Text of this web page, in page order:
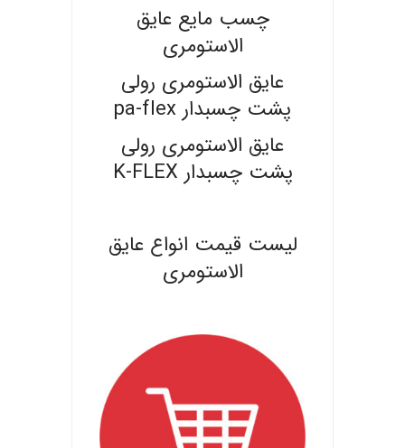
چسب مایع عایق
الاستومری
عایق الاستومری رولی
پشت چسبدار pa-flex
عایق الاستومری رولی
پشت چسبدار K-FLEX
لیست قیمت انواع عایق
الاستومری